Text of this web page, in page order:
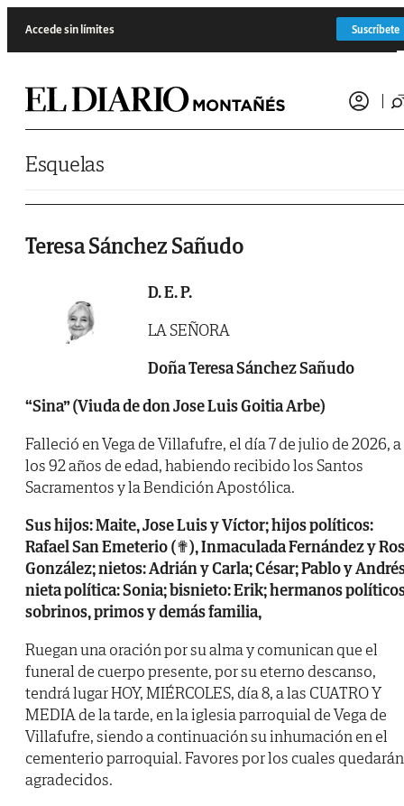
Accede sin límites Suscríbete
Esquelas
Teresa Sánchez Sañudo
D. E. P.
LA SEÑORA
Doña Teresa Sánchez Sañudo
“Sina” (Viuda de don Jose Luis Goitia Arbe)
Falleció en Vega de Villafufre, el día 7 de julio de 2026, a
los 92 años de edad, habiendo recibido los Santos
Sacramentos y la Bendición Apostólica.
Sus hijos: Maite, Jose Luis y Víctor; hijos políticos:
Rafael San Emeterio (✟), Inmaculada Fernández y
González; nietos: Adrián y Carla; César; Pablo y
nieta política: Sonia; bisnieto: Erik; hermanos
sobrinos, primos y demás familia,
Ruegan una oración por su alma y comunican que el
funeral de cuerpo presente, por su eterno descanso,
tendrá lugar HOY, MIÉRCOLES, día 8, a las CUATRO Y
MEDIA de la tarde, en la iglesia parroquial de Vega de
Villafufre, siendo a continuación su inhumación en el
cementerio parroquial. Favores por los cuales quedarán
agradecidos.